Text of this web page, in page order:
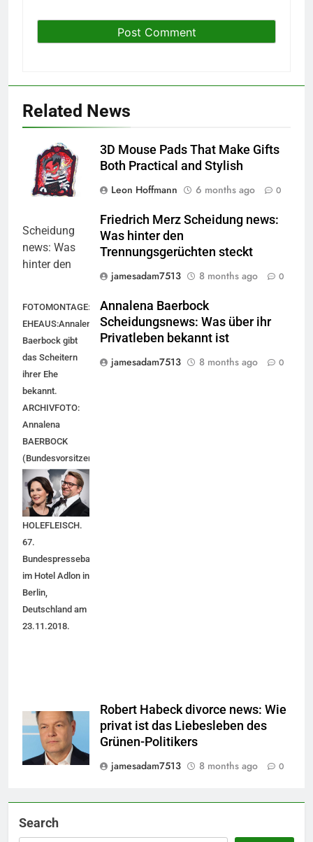
Related News
3D Mouse Pads That Make Gifts
Both Practical and Stylish
Leon Hoffmann
6 months ago 0
Friedrich Merz Scheidung news:
Was hinter den
Trennungsgerüchten steckt
jamesadam7513
8 months ago 0
FOTOMONTAGE:
EHEAUS:Annalena
Baerbock gibt
das Scheitern
ihrer Ehe
bekannt.
ARCHIVFOTO:
Annalena
BAERBOCK
(Bundesvorsitzende
Buendnis90/DieGruenen)
mit Ehemann
Daniel
HOLEFLEISCH.
67.
Bundespresseball
im Hotel Adlon in
Berlin,
Deutschland am
23.11.2018.
Annalena Baerbock
Scheidungsnews: Was über ihr
Privatleben bekannt ist
jamesadam7513
8 months ago 0
Robert Habeck divorce news: Wie
privat ist das Liebesleben des
Grünen-Politikers
jamesadam7513
8 months ago 0
Search